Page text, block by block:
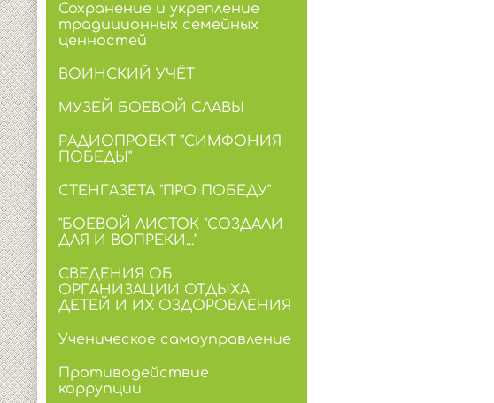
Сохранение и укрепление
традиционных семейных
ценностей
ВОИНСКИЙ УЧЁТ
МУЗЕЙ БОЕВОЙ СЛАВЫ
РАДИОПРОЕКТ "СИМФОНИЯ
ПОБЕДЫ"
СТЕНГАЗЕТА "ПРО ПОБЕДУ"
"БОЕВОЙ ЛИСТОК "СОЗДАЛИ
ДЛЯ И ВОПРЕКИ..."
СВЕДЕНИЯ ОБ
ОРГАНИЗАЦИИ ОТДЫХА
ДЕТЕЙ И ИХ ОЗДОРОВЛЕНИЯ
Ученическое самоуправление
Противодействие
коррупции